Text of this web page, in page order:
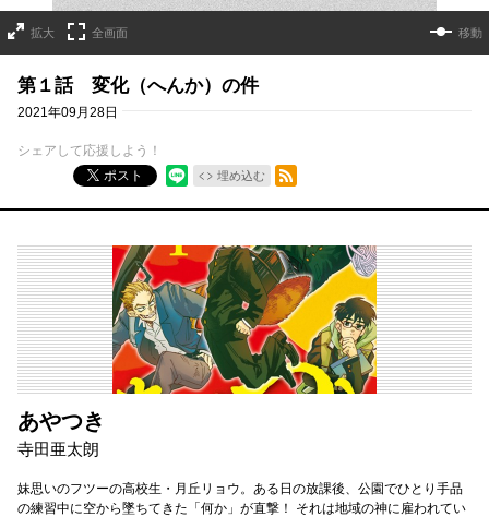
拡大 全画面 移動
第１話 変化（へんか）の件
2021年09月28日
シェアして応援しよう！
ポスト
埋め込む
RSSフィード
あやつき
寺田亜太朗
妹思いのフツーの高校生・月丘リョウ。ある日の放課後、公園でひとり手品
の練習中に空から墜ちてきた「何か」が直撃！ それは地域の神に雇われてい